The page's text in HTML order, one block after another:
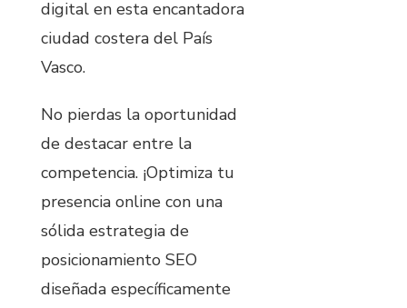
digital en esta encantadora
ciudad costera del País
Vasco.
No pierdas la oportunidad
de destacar entre la
competencia. ¡Optimiza tu
presencia online con una
sólida estrategia de
posicionamiento SEO
diseñada específicamente